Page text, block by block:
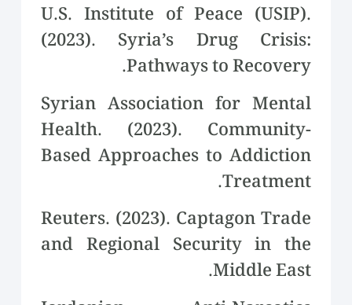
U.S. Institute of Peace (USIP).
(2023). Syria’s Drug Crisis:
Pathways to Recovery.
Syrian Association for Mental
Health. (2023). Community-
Based Approaches to Addiction
Treatment.
Reuters. (2023). Captagon Trade
and Regional Security in the
Middle East.